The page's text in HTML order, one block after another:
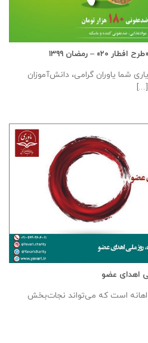
– رمضان ۱۳۹۹
شما یاوران گرامی، دانش‌آموزان
اهدای عضو
است که می‌تواند نجات‌بخش